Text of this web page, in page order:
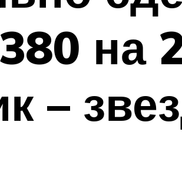
на
–